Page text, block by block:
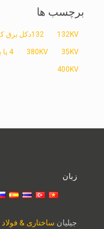
برچسب ها
132KV 132دکل برق کیلو ولت
35KV
380KV 4 پا برج زاویه مخابرات
400KV
زبان
جیلیان ساختاری & فولاد